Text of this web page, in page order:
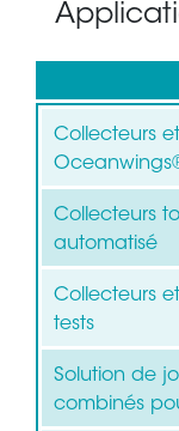
Collecteurs
Collecteurs
automatisé
Collecteurs
tests
Solution de
combinés